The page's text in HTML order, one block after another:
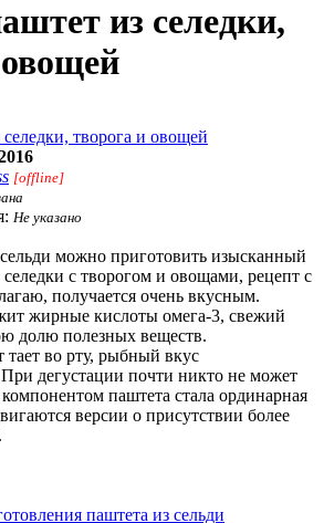
из селедки,
[offline]
Не указано
можно приготовить изысканный
с творогом и овощами, рецепт с
получается очень вкусным.
жирные кислоты омега-3, свежий
долю полезных веществ.
во рту, рыбный вкус
При дегустации почти никто не может
паштета стала ординарная
версии о присутствии более